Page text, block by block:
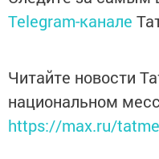
Telegram-канале
Читайте новости
национальном
https://max.ru/